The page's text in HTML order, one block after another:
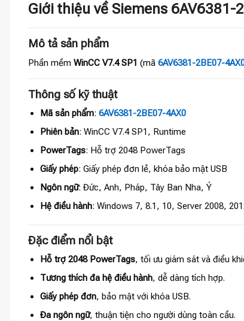
Giới thiệu về Siemens 6AV6381-
Mô tả sản phẩm
Phần mềm WinCC V7.4 SP1 (mã 6AV6381-2BE07-
Thông số kỹ thuật
Mã sản phẩm: 6AV6381-2BE07-4AX0
Phiên bản: WinCC V7.4 SP1, Runtime
PowerTags: Hỗ trợ 2048 PowerTags
Giấy phép: Giấy phép đơn lẻ, khóa bảo mật USB
Ngôn ngữ: Đức, Anh, Pháp, Tây Ban Nha, Ý
Hệ điều hành: Windows 7, 8.1, 10, Server 2008,
Đặc điểm nổi bật
Hỗ trợ 2048 PowerTags, tối ưu giám sát và điều
Tương thích đa hệ điều hành, dễ dàng tích hợp.
Giấy phép đơn, bảo mật với khóa USB.
Đa ngôn ngữ, thuận tiện cho người dùng toàn cầu.